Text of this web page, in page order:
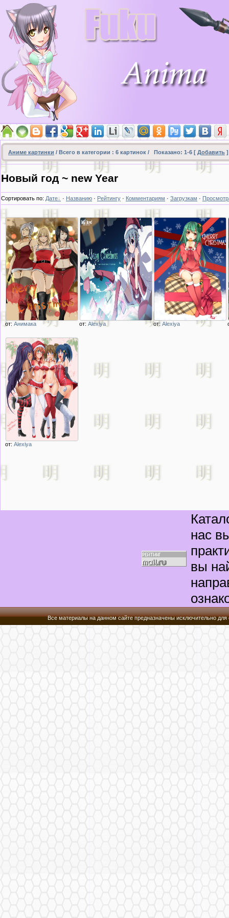
Аниме картинки / Всего в категории : 6 картинок / Показано: 1-6 [ Добавить
Новый год ~ new Year
Сортировать по: Дате · Названию · Рейтингу · Комментариям · Загрузкам ·
Описание
изображения
Три девушки из
аниме Школа
строгого режима /
Prison School
от: Анимака
аниме девушка с
Bells_Brand
от: Alexiya
аниме девушка
unasaka_ryou
от: Alexiya
изображения
от: Alexiya
нас
вы
Все материалы на данном сайте предназначены исключительно для